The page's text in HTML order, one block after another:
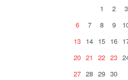
1
2 3
6
7 8 9
13 14 15 16
20 21 22 23
27 28 29 30